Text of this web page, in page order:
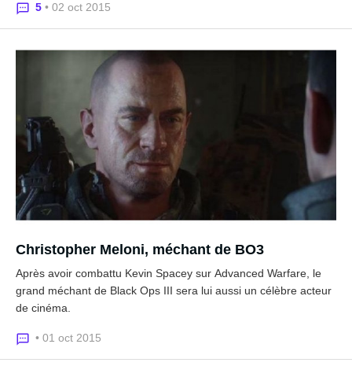
5 • 02 oct 2015
Christopher Meloni, méchant de BO3
Après avoir combattu Kevin Spacey sur Advanced Warfare, le
grand méchant de Black Ops III sera lui aussi un célèbre acteur
de cinéma.
• 01 oct 2015